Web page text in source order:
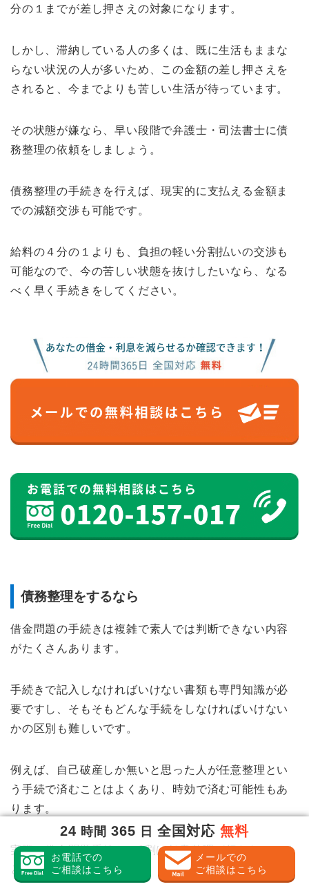
分の１までが差し押さえの対象になります。
しかし、滞納している人の多くは、既に生活もままな
らない状況の人が多いため、この金額の差し押さえを
されると、今までよりも苦しい生活が待っています。
その状態が嫌なら、早い段階で弁護士・司法書士に債
務整理の依頼をしましょう。
債務整理の手続きを行えば、現実的に支払える金額ま
での減額交渉も可能です。
給料の４分の１よりも、負担の軽い分割払いの交渉も
可能なので、今の苦しい状態を抜けしたいなら、なる
べく早く手続きをしてください。
債務整理をするなら
借金問題の手続きは複雑で素人では判断できない内容
がたくさんあります。
手続きで記入しなければいけない書類も専門知識が必
要ですし、そもそもどんな手続をしなければいけない
かの区別も難しいです。
例えば、自己破産しか無いと思った人が任意整理とい
う手続で済むことはよくあり、時効で済む可能性もあ
ります。
実際、借金問題手続きの8割は任意整理が行われている
と言われています。
24 時間 365 日 全国対応 無料
お電話での
ご相談はこちら
メールでの
ご相談はこちら